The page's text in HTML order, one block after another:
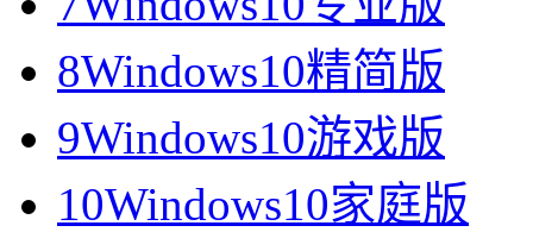
8Windows10精简版
9Windows10游戏版
10Windows10家庭版